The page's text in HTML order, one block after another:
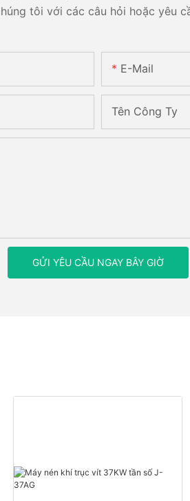
tôi với các câu hỏi hoặc yêu
E-Mail
Tên Công Ty
GỬI YÊU CẦU NGAY BÂY GIỜ